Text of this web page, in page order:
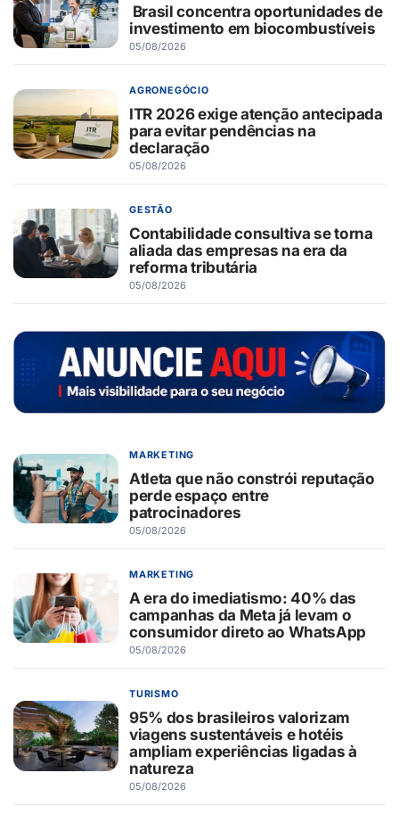
Brasil concentra oportunidades de
investimento em biocombustíveis
05/08/2026
AGRONEGÓCIO
ITR 2026 exige atenção antecipada
para evitar pendências na
declaração
05/08/2026
GESTÃO
Contabilidade consultiva se torna
aliada das empresas na era da
reforma tributária
05/08/2026
MARKETING
Atleta que não constrói reputação
perde espaço entre
patrocinadores
05/08/2026
MARKETING
A era do imediatismo: 40% das
campanhas da Meta já levam o
consumidor direto ao WhatsApp
05/08/2026
TURISMO
95% dos brasileiros valorizam
viagens sustentáveis e hotéis
ampliam experiências ligadas à
natureza
05/08/2026